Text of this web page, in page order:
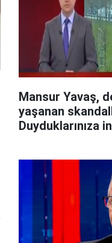
Mansur Yavaş,
yaşanan
Duyduklarınıza